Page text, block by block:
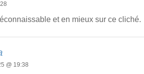
et en mieux sur ce cliché.
@ 19:38